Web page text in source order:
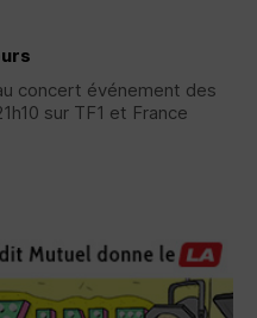
concert événement des
sur TF1 et France